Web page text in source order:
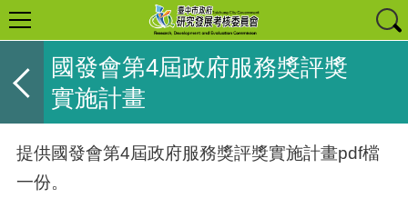
國發會第4屆政府服務獎評獎
實施計畫
提供國發會第4屆政府服務獎評獎實施計畫pdf檔
一份。